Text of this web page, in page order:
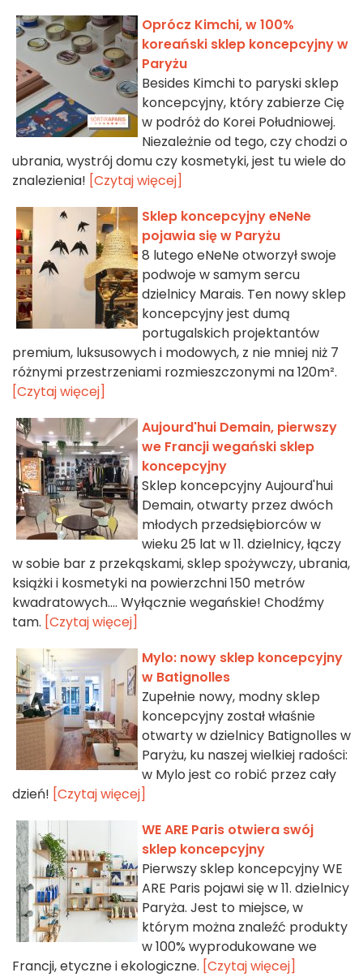
Oprócz Kimchi, w 100%
koreański sklep koncepcyjny w
Paryżu
Besides Kimchi to paryski sklep
koncepcyjny, który zabierze Cię
w podróż do Korei Południowej.
Niezależnie od tego, czy chodzi o
ubrania, wystrój domu czy kosmetyki, jest tu wiele do
znalezienia! [Czytaj więcej]
Sklep koncepcyjny eNeNe
pojawia się w Paryżu
8 lutego eNeNe otworzył swoje
podwoje w samym sercu
dzielnicy Marais. Ten nowy sklep
koncepcyjny jest dumą
portugalskich projektantów
premium, luksusowych i modowych, z nie mniej niż 7
różnymi przestrzeniami rozmieszczonymi na 120m².
[Czytaj więcej]
Aujourd'hui Demain, pierwszy
we Francji wegański sklep
koncepcyjny
Sklep koncepcyjny Aujourd'hui
Demain, otwarty przez dwóch
młodych przedsiębiorców w
wieku 25 lat w 11. dzielnicy, łączy
w sobie bar z przekąskami, sklep spożywczy, ubrania,
książki i kosmetyki na powierzchni 150 metrów
kwadratowych.... Wyłącznie wegańskie! Chodźmy
tam. [Czytaj więcej]
Mylo: nowy sklep koncepcyjny
w Batignolles
Zupełnie nowy, modny sklep
koncepcyjny został właśnie
otwarty w dzielnicy Batignolles w
Paryżu, ku naszej wielkiej radości:
w Mylo jest co robić przez cały
dzień! [Czytaj więcej]
WE ARE Paris otwiera swój
sklep koncepcyjny
Pierwszy sklep koncepcyjny WE
ARE Paris pojawi się w 11. dzielnicy
Paryża. Jest to miejsce, w
którym można znaleźć produkty
w 100% wyprodukowane we
Francji, etyczne i ekologiczne. [Czytaj więcej]